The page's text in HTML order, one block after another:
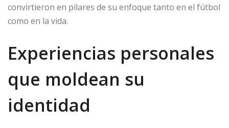
convirtieron en pilares de su enfoque tanto en el fútbol
como en la vida.
Experiencias personales
que moldean su
identidad